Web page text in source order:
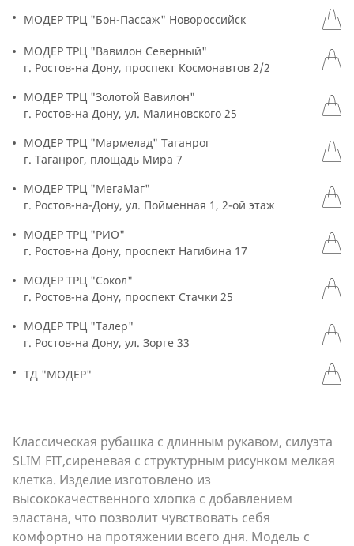
МОДЕР ТРЦ "Бон-Пассаж" Новороссийск
МОДЕР ТРЦ "Вавилон Северный"
г. Ростов-на Дону, проспект Космонавтов 2/2
МОДЕР ТРЦ "Золотой Вавилон"
г. Ростов-на Дону, ул. Малиновского 25
МОДЕР ТРЦ "Мармелад" Таганрог
г. Таганрог, площадь Мира 7
МОДЕР ТРЦ "МегаМаг"
г. Ростов-на-Дону, ул. Пойменная 1, 2-ой этаж
МОДЕР ТРЦ "РИО"
г. Ростов-на Дону, проспект Нагибина 17
МОДЕР ТРЦ "Сокол"
г. Ростов-на Дону, проспект Стачки 25
МОДЕР ТРЦ "Талер"
г. Ростов-на Дону, ул. Зорге 33
ТД "МОДЕР"
Классическая рубашка с длинным рукавом, силуэта
SLIM FIT,сиреневая с структурным рисунком мелкая
клетка. Изделие изготовлено из
высококачественного хлопка с добавлением
эластана, что позволит чувствовать себя
комфортно на протяжении всего дня. Модель с